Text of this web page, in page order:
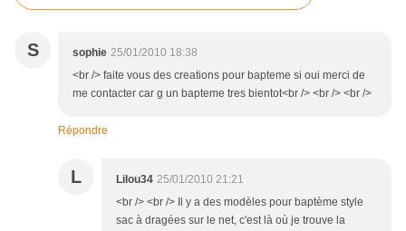
S sophie 25/01/2010 18:38
<br /> faite vous des creations pour bapteme si oui merci de
me contacter car g un bapteme tres bientot<br /> <br /> <br />
Répondre
L Lilou34 25/01/2010 21:21
<br /> <br /> Il y a des modèles pour baptème style
sac à dragées sur le net, c'est là où je trouve la